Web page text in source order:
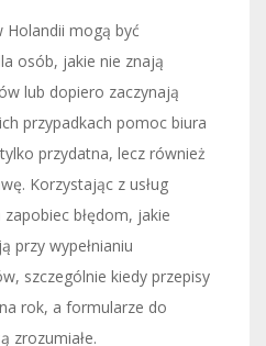
Holandii mogą być
osób, jakie nie znają
lub dopiero zaczynają
przypadkach pomoc biura
przydatna, lecz również
Korzystając z usług
błędom, jakie
przy wypełnianiu
szczególnie kiedy przepisy
rok, a formularze do
zrozumiałe.